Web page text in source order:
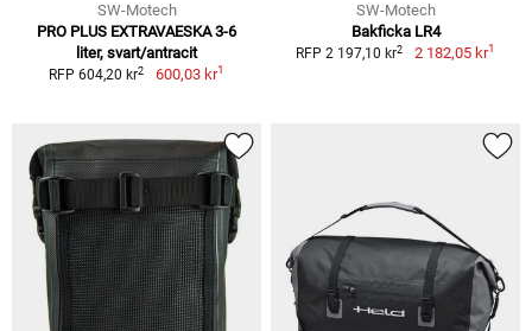
SW-Motech
PRO PLUS EXTRAVAESKA 3-6
liter, svart/antracit
RFP 604,20 kr2 600,03 kr1
SW-Motech
Bakficka LR4
RFP 2 197,10 kr2 2 182,05 kr1